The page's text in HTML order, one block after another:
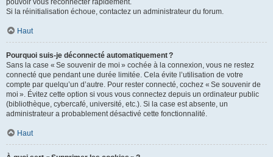
pouvoir vous reconnecter rapidement.
Si la réinitialisation échoue, contactez un administrateur du forum.
Haut
Pourquoi suis-je déconnecté automatiquement ?
Sans la case « Se souvenir de moi » cochée à la connexion, vous ne restez
connecté que pendant une durée limitée. Cela évite l’utilisation de votre
compte par quelqu’un d’autre. Pour rester connecté, cochez « Se souvenir de
moi ». Évitez cette option si vous vous connectez depuis un ordinateur public
(bibliothèque, cybercafé, université, etc.). Si la case est absente, un
administrateur a probablement désactivé cette fonctionnalité.
Haut